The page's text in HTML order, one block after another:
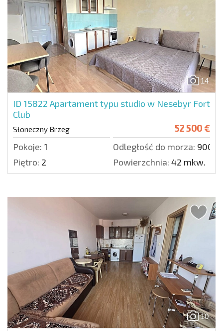
14
ID 15822 Apartament typu studio w Nesebyr Fort
Club
Słoneczny Brzeg 52 500 €
Pokoje: 1 Odległość do morza: 900
Piętro: 2 Powierzchnia: 42 mkw.
10